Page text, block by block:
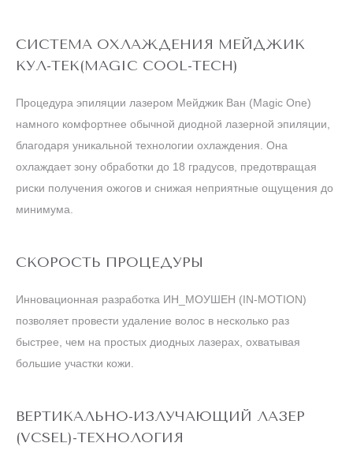
СИСТЕМА ОХЛАЖДЕНИЯ МЕЙДЖИК
КУЛ-ТЕК(MAGIC COOL-TECH)
Процедура эпиляции лазером Мейджик Ван (Magic One)
намного комфортнее обычной диодной лазерной эпиляции,
благодаря уникальной технологии охлаждения. Она
охлаждает зону обработки до 18 градусов, предотвращая
риски получения ожогов и снижая неприятные ощущения до
минимума.
СКОРОСТЬ ПРОЦЕДУРЫ
Инновационная разработка ИН_МОУШЕН (IN-MOTION)
позволяет провести удаление волос в несколько раз
быстрее, чем на простых диодных лазерах, охватывая
большие участки кожи.
ВЕРТИКАЛЬНО-ИЗЛУЧАЮЩИЙ ЛАЗЕР
(VCSEL)-ТЕХНОЛОГИЯ